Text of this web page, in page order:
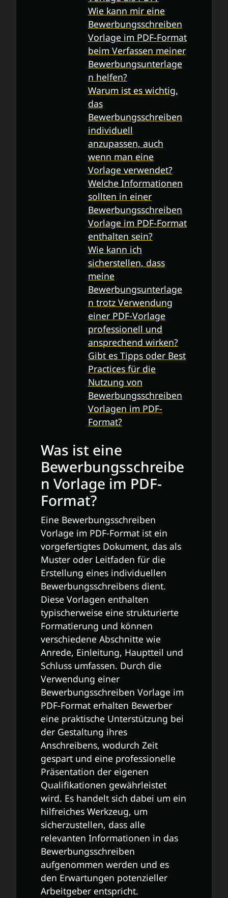
Wie kann mir eine
Bewerbungsschreiben
Vorlage im PDF-Format
beim Verfassen meiner
Bewerbungsunterlage
n helfen?
Warum ist es wichtig,
das
Bewerbungsschreiben
individuell
anzupassen, auch
wenn man eine
Vorlage verwendet?
Welche Informationen
sollten in einer
Bewerbungsschreiben
Vorlage im PDF-Format
enthalten sein?
Wie kann ich
sicherstellen, dass
meine
Bewerbungsunterlage
n trotz Verwendung
einer PDF-Vorlage
professionell und
ansprechend wirken?
Gibt es Tipps oder Best
Practices für die
Nutzung von
Bewerbungsschreiben
Vorlagen im PDF-
Format?
Was ist eine
Bewerbungsschreibe
n Vorlage im PDF-
Format?
Eine Bewerbungsschreiben
Vorlage im PDF-Format ist ein
vorgefertigtes Dokument, das als
Muster oder Leitfaden für die
Erstellung eines individuellen
Bewerbungsschreibens dient.
Diese Vorlagen enthalten
typischerweise eine strukturierte
Formatierung und können
verschiedene Abschnitte wie
Anrede, Einleitung, Hauptteil und
Schluss umfassen. Durch die
Verwendung einer
Bewerbungsschreiben Vorlage im
PDF-Format erhalten Bewerber
eine praktische Unterstützung bei
der Gestaltung ihres
Anschreibens, wodurch Zeit
gespart und eine professionelle
Präsentation der eigenen
Qualifikationen gewährleistet
wird. Es handelt sich dabei um ein
hilfreiches Werkzeug, um
sicherzustellen, dass alle
relevanten Informationen in das
Bewerbungsschreiben
aufgenommen werden und es
den Erwartungen potenzieller
Arbeitgeber entspricht.